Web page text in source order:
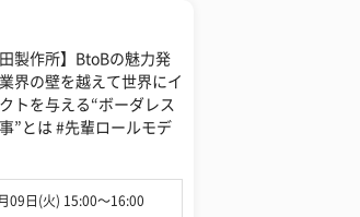
田製作所】BtoBの魅力発
界の壁を越えて世界にイ
トを与える“ボーダレス
”とは #先輩ロールモデ
09日(火) 15:00〜16:00